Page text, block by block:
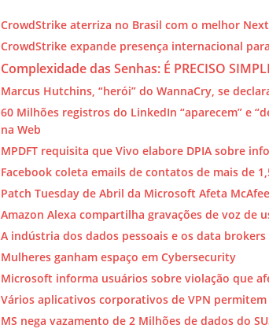
CrowdStrike aterriza no Brasil com o melhor
CrowdStrike expande presença internacional
Complexidade das Senhas: É PRECISO
Marcus Hutchins, “herói” do WannaCry, se
60 Milhões registros do LinkedIn “aparecem” e
na Web
MPDFT requisita que Vivo elabore DPIA sobre
Facebook coleta emails de contatos de mais de
Patch Tuesday de Abril da Microsoft Afeta
Amazon Alexa compartilha gravações de voz de
A indústria dos dados pessoais e os data brokers
Mulheres ganham espaço em Cybersecurity
Microsoft informa usuários sobre violação que
Vários aplicativos corporativos de VPN
MS nega vazamento de 2 Milhões de dados do